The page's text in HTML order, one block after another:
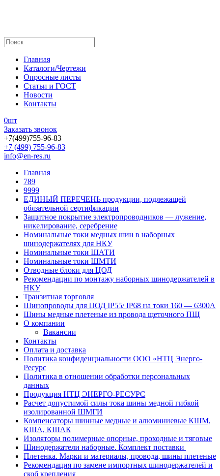
Главная
Каталоги/Чертежи
Опросные листы
Статьи и ГОСТ
Новости
Контакты
0шт
Заказать звонок
+7(499)755-96-83
+7 (499) 755-96-83
info@en-res.ru
Главная
789
9999
ЕДИНЫЙ ПЕРЕЧЕНЬ продукции, подлежащей
обязательной сертификации
Защитное покрытие электропроводников — лужение,
никелирование, серебрение
Номинальные токи медных шин в наборных
шинодержателях для НКУ
Номинальные токи ШАТИ
Номинальные токи ШМТИ
Отводные блоки для ЦОД
Рекомендации по монтажу наборных шинодержателей в
НКУ
Транзитная торговля
Шинопроводы для ЦОД IP55/ IP68 на токи 160 — 6300А
Шины медные плетеные из провода щеточного ПЩ
О компании
Вакансии
Контакты
Оплата и доставка
Политика конфиденциальности ООО «НТЦ Энерго-
Ресурс
Политика в отношении обработки персональных
данных
Продукция НТЦ ЭНЕРГО-РЕСУРС
Расчет допустимой силы тока шины медной гибкой
изолированной ШМГИ
Компенсаторы шинные медные и алюминиевые КШМ,
КША, КШАК
Изоляторы полимерные опорные, проходные и тяговые
Шинодержатели наборные. Комплект поставки
Плетенка. Марки и материалы, провода, шины плетеные
Рекомендация по замене импортных шинодержателей и
скоб крепления